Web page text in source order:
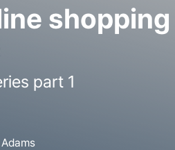
강력한 브랜드를 구
리서치 전문가들이
DIY(Do-it-Yourself)
패널을 활용해 시
요
비자의 이야기를 생
경험
실시
Quality
ISO 20252 인증을 받은
shopping
part 1